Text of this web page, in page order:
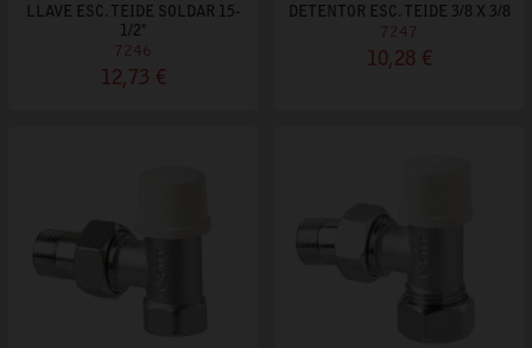
LLAVE ESC. TEIDE SOLDAR 15-
1/2"
7246
12,73 €
DETENTOR ESC. TEIDE 3/8 X 3/8
7247
10,28 €